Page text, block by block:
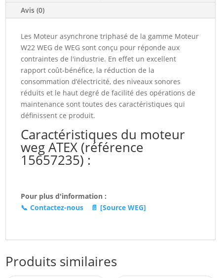
V
1000tr/min
180M/L
W22Xdb-
eb
(15657235)
Avis (0)
Les Moteur asynchrone triphasé de la gamme Moteur
W22 WEG de WEG sont conçu pour réponde aux
contraintes de l'industrie. En effet un excellent
rapport coût-bénéfice, la réduction de la
consommation d’électricité, des niveaux sonores
réduits et le haut degré de facilité des opérations de
maintenance sont toutes des caractéristiques qui
définissent ce produit.
Caractéristiques du moteur
weg ATEX (référence
15657235) :
Pour plus d'information :
📞 Contactez-nous 📄 [Source WEG]
Produits similaires